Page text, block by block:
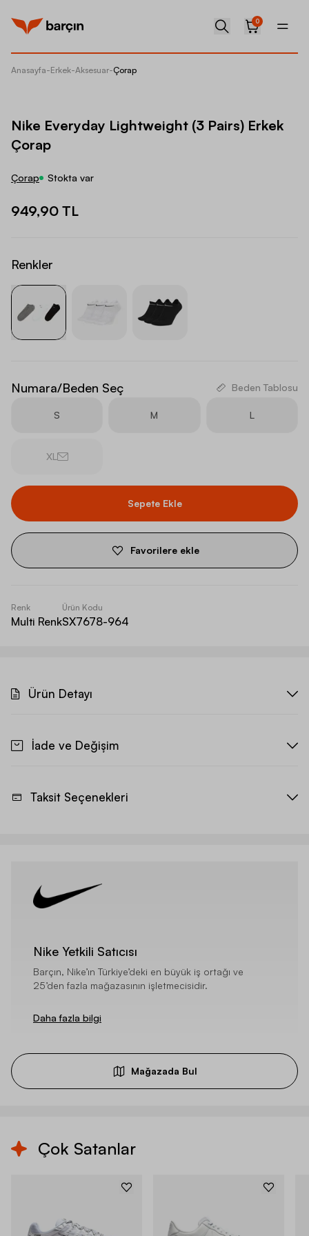
0
Anasayfa-Erkek-Aksesuar-Çorap
Nike Everyday Lightweight (3 Pairs) Erkek
Çorap
Çorap Stokta var
949,90 TL
Renkler
Numara/Beden Seç Beden Tablosu
S M L
XL
Sepete Ekle
Favorilere ekle
Renk
Multi Renk
Ürün Kodu
SX7678-964
Ürün Detayı
İade ve Değişim
Taksit Seçenekleri
Nike Yetkili Satıcısı
Barçın, Nike’ın Türkiye’deki en büyük iş ortağı ve
25’den fazla mağazasının işletmecisidir.
Daha fazla bilgi
Mağazada Bul
Çok Satanlar